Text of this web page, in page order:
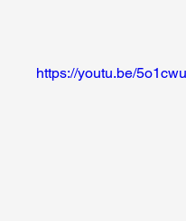
https://youtu.be/